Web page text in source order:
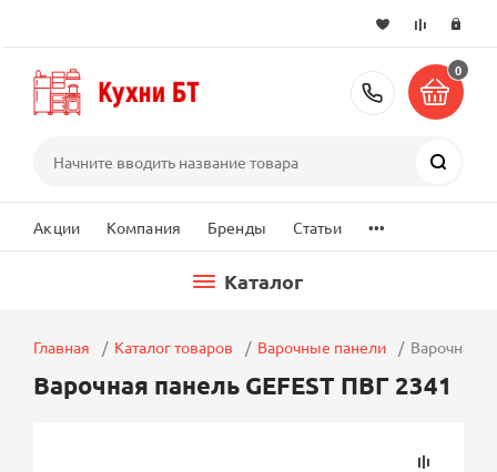
+7 (495)
0
Акции Компания Бренды Статьи ...
Каталог
Главная Каталог товаров Варочные панели Варочная
Варочная панель GEFEST ПВГ 2341